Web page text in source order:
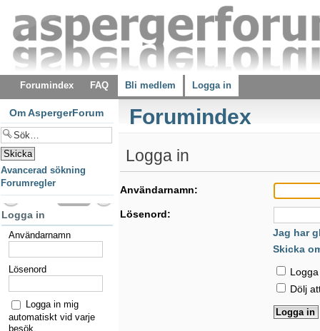
Forumindex FAQ Bli medlem Logga in
Forumindex
Logga in
Användarnamn:
Lösenord:
Jag har
Skicka
Dölj
Om AspergerForum
Avancerad sökning
Forumregler
Logga in
Användarnamn
Lösenord
Logga in mig
automatiskt vid varje
besök.